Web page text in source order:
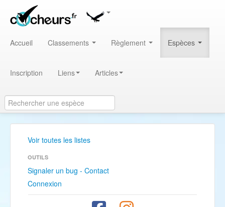
Accueil Classements Règlement Espèces
Inscription Liens Articles
Voir toutes les listes
OUTILS
Signaler un bug - Contact
Connexion